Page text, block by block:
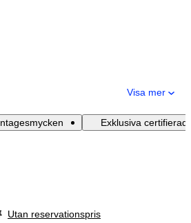
Visa mer
Exklusiva
Utan reservationspris